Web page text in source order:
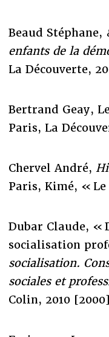
Beaud Stéphane,
enfants de la
La Découverte,
Bertrand Geay,
Paris, La
Chervel André,
Paris, Kimé, « Le
Dubar Claude, «
socialisation
socialisation.
sociales et
Colin, 2010